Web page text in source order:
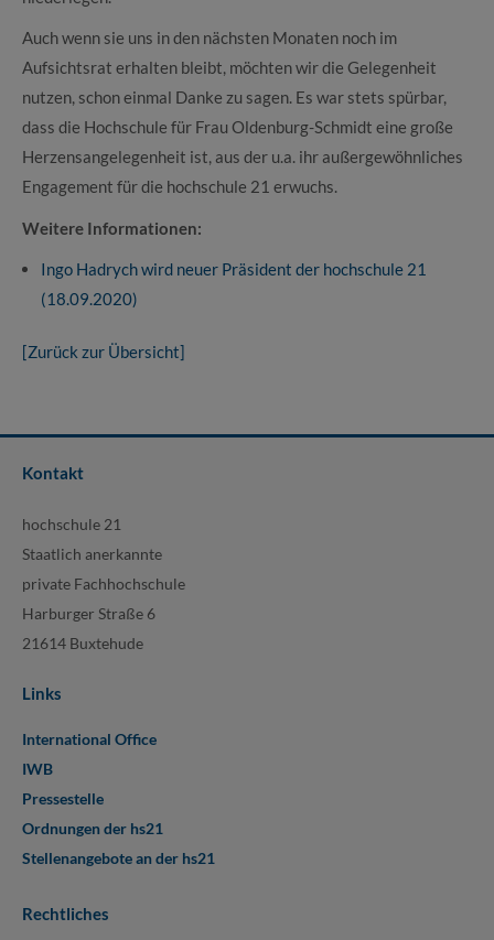
Auch wenn sie uns in den nächsten Monaten noch im
Aufsichtsrat erhalten bleibt, möchten wir die Gelegenheit
nutzen, schon einmal Danke zu sagen. Es war stets spürbar,
dass die Hochschule für Frau Oldenburg-Schmidt eine große
Herzensangelegenheit ist, aus der u.a. ihr außergewöhnliches
Engagement für die hochschule 21 erwuchs.
Weitere Informationen:
Ingo Hadrych wird neuer Präsident der hochschule 21
(18.09.2020)
[Zurück zur Übersicht]
Kontakt
hochschule 21
Staatlich anerkannte
private Fachhochschule
Harburger Straße 6
21614 Buxtehude
Links
International Office
IWB
Pressestelle
Ordnungen der hs21
Stellenangebote an der hs21
Rechtliches